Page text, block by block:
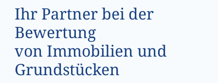
Bewertungsanlässe
Kundenkreis
Qualifikation
Ihr Partner bei der
Bewertung
von Immobilien und
Grundstücken